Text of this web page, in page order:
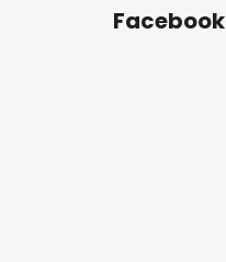
Facebook